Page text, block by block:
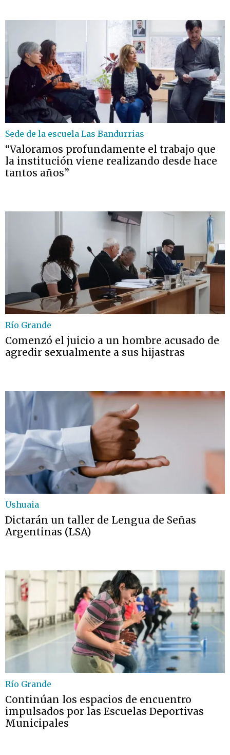
Sede de la escuela Las Bandurrias
“Valoramos profundamente el trabajo que
la institución viene realizando desde hace
tantos años”
Río Grande
Comenzó el juicio a un hombre acusado de
agredir sexualmente a sus hijastras
Ushuaia
Dictarán un taller de Lengua de Señas
Argentinas (LSA)
Río Grande
Continúan los espacios de encuentro
impulsados por las Escuelas Deportivas
Municipales